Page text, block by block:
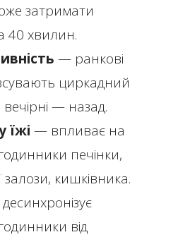
затримати
40 хвилин.
— ранкові
циркадний
— назад.
їжі — впливає на
печінки,
залози, кишківника.
від